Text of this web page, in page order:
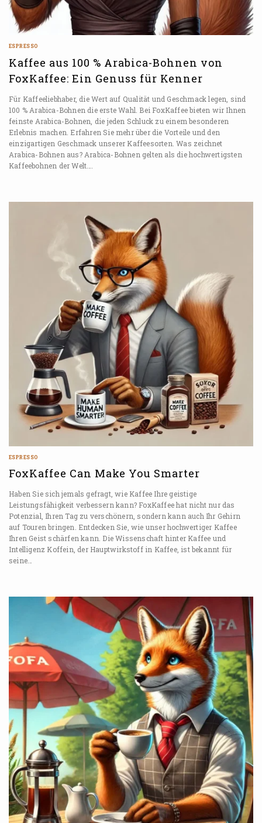
ESPRESSO
Kaffee aus 100 % Arabica-Bohnen von
FoxKaffee: Ein Genuss für Kenner
Für Kaffeeliebhaber, die Wert auf Qualität und Geschmack legen, sind
100 % Arabica-Bohnen die erste Wahl. Bei FoxKaffee bieten wir Ihnen
feinste Arabica-Bohnen, die jeden Schluck zu einem besonderen
Erlebnis machen. Erfahren Sie mehr über die Vorteile und den
einzigartigen Geschmack unserer Kaffeesorten. Was zeichnet
Arabica-Bohnen aus? Arabica-Bohnen gelten als die hochwertigsten
Kaffeebohnen der Welt….
ESPRESSO
FoxKaffee Can Make You Smarter
Haben Sie sich jemals gefragt, wie Kaffee Ihre geistige
Leistungsfähigkeit verbessern kann? FoxKaffee hat nicht nur das
Potenzial, Ihren Tag zu verschönern, sondern kann auch Ihr Gehirn
auf Touren bringen. Entdecken Sie, wie unser hochwertiger Kaffee
Ihren Geist schärfen kann. Die Wissenschaft hinter Kaffee und
Intelligenz Koffein, der Hauptwirkstoff in Kaffee, ist bekannt für
seine…